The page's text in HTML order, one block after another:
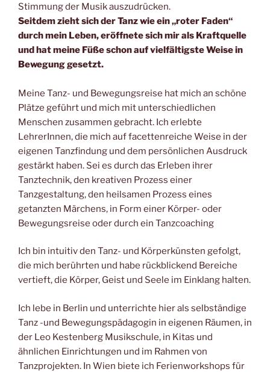
Stimmung der Musik auszudrücken.
Seitdem zieht sich der Tanz wie ein „roter Faden“
durch mein Leben, eröffnete sich mir als Kraftquelle
und hat meine Füße schon auf vielfältigste Weise in
Bewegung gesetzt.
Meine Tanz- und Bewegungsreise hat mich an schöne
Plätze geführt und mich mit unterschiedlichen
Menschen zusammen gebracht. Ich erlebte
LehrerInnen, die mich auf facettenreiche Weise in der
eigenen Tanzfindung und dem persönlichen Ausdruck
gestärkt haben. Sei es durch das Erleben ihrer
Tanztechnik, den kreativen Prozess einer
Tanzgestaltung, den heilsamen Prozess eines
getanzten Märchens, in Form einer Körper- oder
Bewegungsreise oder durch ein Tanzcoaching
Ich bin intuitiv den Tanz- und Körperkünsten gefolgt,
die mich berührten und habe rückblickend Bereiche
vertieft, die Körper, Geist und Seele im Einklang halten.
Ich lebe in Berlin und unterrichte hier als selbständige
Tanz -und Bewegungspädagogin in eigenen Räumen, in
der Leo Kestenberg Musikschule, in Kitas und
ähnlichen Einrichtungen und im Rahmen von
Tanzprojekten. In Wien biete ich Ferienworkshops für